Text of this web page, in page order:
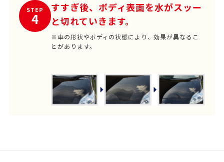
STEP
4
すすぎ後、ボディ表面を水がスッー
と切れていきます。
※車の形状やボディの状態により、効果が異なるこ
とがあります。